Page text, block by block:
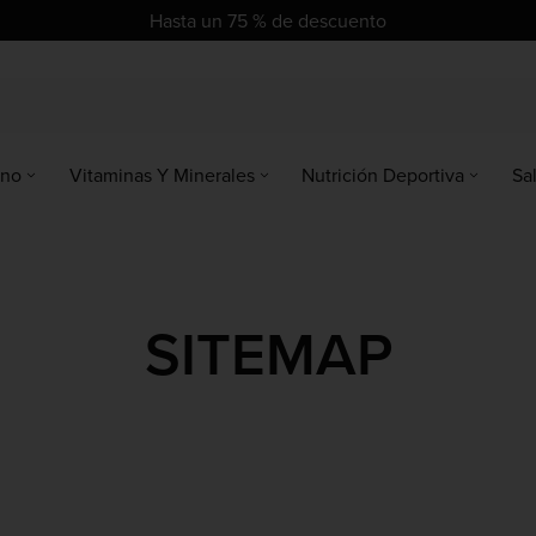
Hasta un 75 % de descuento
Vitaminas Y Minerales Nutrición Deportiva
SITEMAP